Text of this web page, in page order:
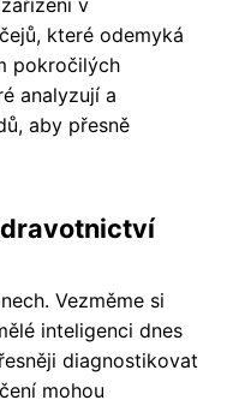
které odemyká
pokročilých
analyzují a
aby přesně
Vezměme si
inteligenci dnes
diagnostikovat
mohou